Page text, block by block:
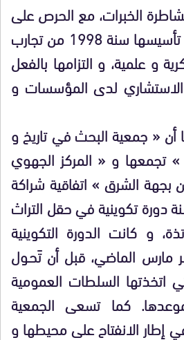
الخبرات، مع الحرص على
رسملة ما راكمته منذ تأسيسها سنة 1998 من تجارب
و علمية، و التزامها بالفعل
لدى المؤسسات و
أن « جمعية البحث في تاريخ و
تجمعها و « المركز الجهوي
بجهة الشرق » اتفاقية شراكة
دورة تكوينية في حقل التراث
و كانت الدورة التكوينية
مارس الماضي، قبل أن تَحـول
اتخذتها السلطات العمومية
كما تسعى الجمعية
إطار الانفتاح على محيطها و